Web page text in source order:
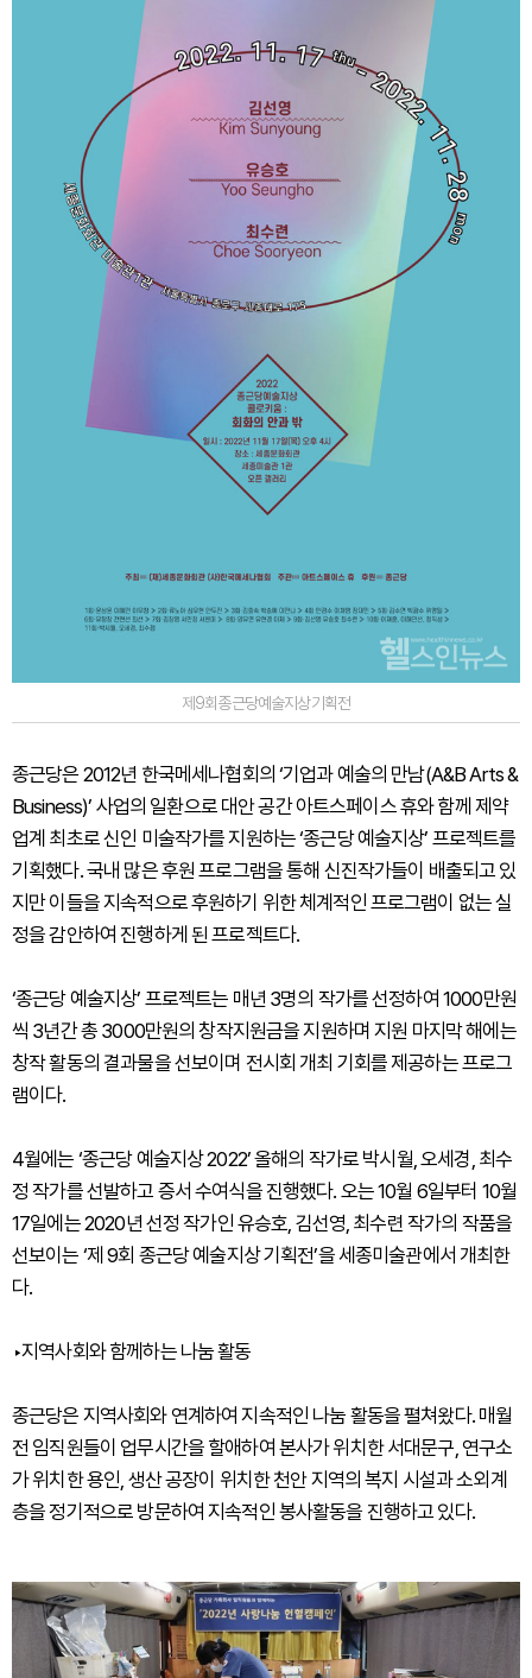
제9회종근당예술지상기획전
종근당은 2012년 한국메세나협회의 ‘기업과 예술의 만남(A&B Arts &
Business)’ 사업의 일환으로 대안 공간 아트스페이스 휴와 함께 제약
업계 최초로 신인 미술작가를 지원하는 ‘종근당 예술지상’ 프로젝트를
기획했다. 국내 많은 후원 프로그램을 통해 신진작가들이 배출되고 있
지만 이들을 지속적으로 후원하기 위한 체계적인 프로그램이 없는 실
정을 감안하여 진행하게 된 프로젝트다.
‘종근당 예술지상’ 프로젝트는 매년 3명의 작가를 선정하여 1000만원
씩 3년간 총 3000만원의 창작지원금을 지원하며 지원 마지막 해에는
창작 활동의 결과물을 선보이며 전시회 개최 기회를 제공하는 프로그
램이다.
4월에는 ‘종근당 예술지상 2022’ 올해의 작가로 박시월, 오세경, 최수
정 작가를 선발하고 증서 수여식을 진행했다. 오는 10월 6일부터 10월
17일에는 2020년 선정 작가인 유승호, 김선영, 최수련 작가의 작품을
선보이는 ‘제 9회 종근당 예술지상 기획전’을 세종미술관에서 개최한
다.
‣지역사회와 함께하는 나눔 활동
종근당은 지역사회와 연계하여 지속적인 나눔 활동을 펼쳐왔다. 매월
전 임직원들이 업무시간을 할애하여 본사가 위치한 서대문구, 연구소
가 위치한 용인, 생산 공장이 위치한 천안 지역의 복지 시설과 소외계
층을 정기적으로 방문하여 지속적인 봉사활동을 진행하고 있다.